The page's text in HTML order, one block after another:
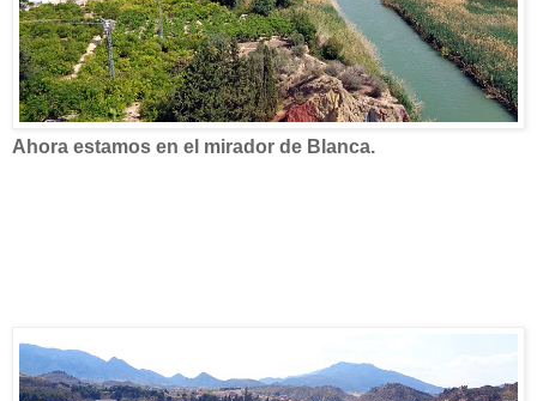
Ahora estamos en el mirador de Blanca.